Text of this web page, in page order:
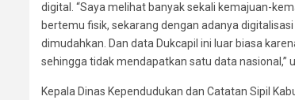
digital. “Saya melihat banyak sekali kemajuan-
bertemu fisik, sekarang dengan adanya
dimudahkan. Dan data Dukcapil ini luar biasa
sehingga tidak mendapatkan satu data nasional,”
Kepala Dinas Kependudukan dan Catatan Sipil